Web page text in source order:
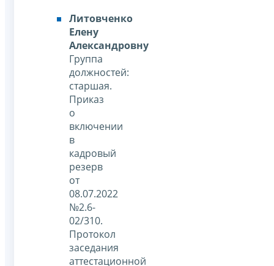
Литовченко
Елену
Александровну
Группа
должностей:
старшая.
Приказ
о
включении
в
кадровый
резерв
от
08.07.2022
№2.6-
02/310.
Протокол
заседания
аттестационной